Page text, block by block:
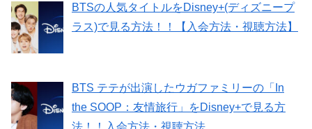
BTSの人気タイトルをDisney+(ディズニープ
ラス)で見る方法！！【入会方法・視聴方法】
BTS テテが出演したウガファミリーの「In
the SOOP：友情旅行」をDisney+で見る方
法！！入会方法・視聴方法